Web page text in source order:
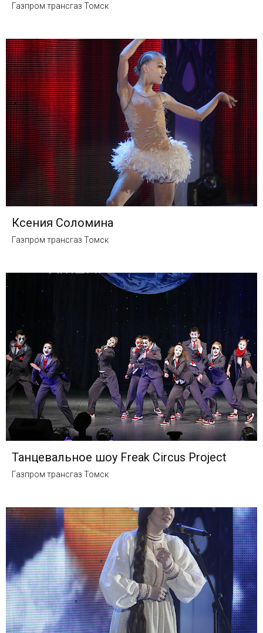
Газпром трансгаз Томск
Ксения Соломина
Газпром трансгаз Томск
Танцевальное шоу Freak Circus Project
Газпром трансгаз Томск